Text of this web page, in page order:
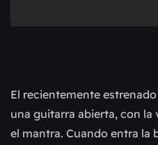
El recientemente estrenado
una guitarra abierta, con la
el mantra. Cuando entra la